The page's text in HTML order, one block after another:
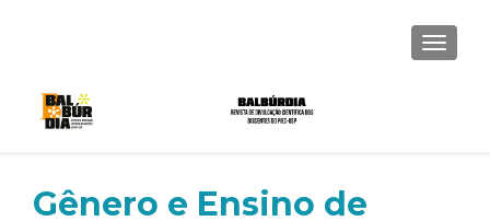
Gênero e Ensino de